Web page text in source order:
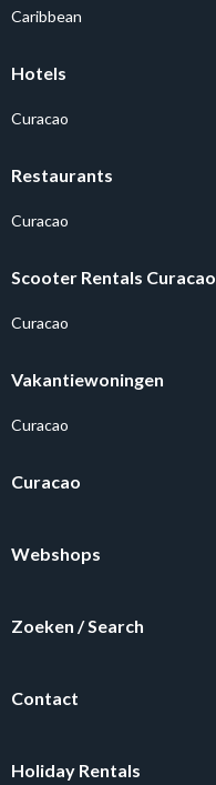
Caribbean
Hotels
Curacao
Restaurants
Curacao
Scooter Rentals Curacao
Curacao
Vakantiewoningen
Curacao
Curacao
Webshops
Zoeken / Search
Contact
Holiday Rentals